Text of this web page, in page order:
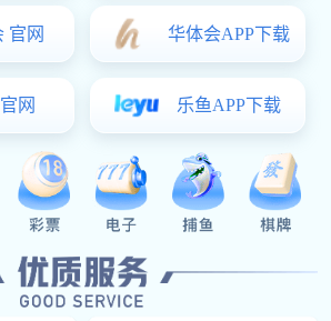
查看详情
与高度的精准守护​
水炮凭借其高效灭火能力，成为
装有着关键影响。一、消防水炮
查看详情
安装前，是否需要进行功能检
指的是安装在现场的控制箱装
箱的功能及作用，其实在产品介
介绍过了，那么很多客户不清楚